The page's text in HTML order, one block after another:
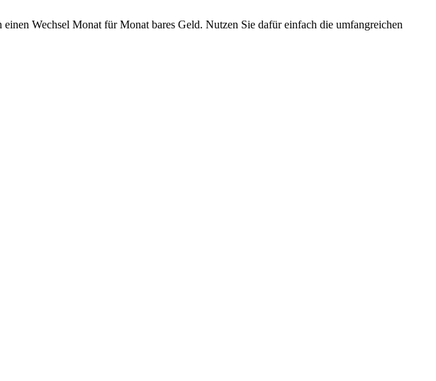
Wechsel Monat für Monat bares Geld. Nutzen Sie dafür einfach die umfangreichen